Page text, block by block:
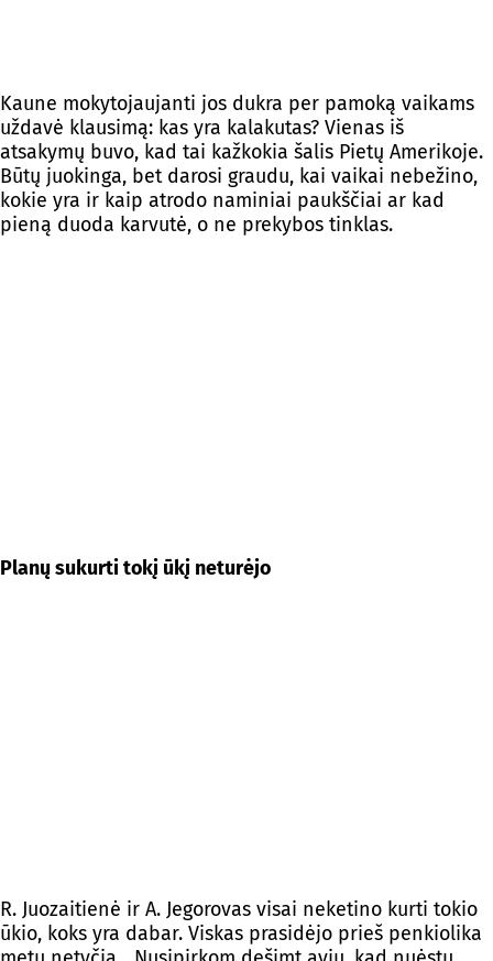
Kaune mokytojaujanti jos dukra per pamoką vaikams
uždavė klausimą: kas yra kalakutas? Vienas iš
atsakymų buvo, kad tai kažkokia šalis Pietų Amerikoje.
Būtų juokinga, bet darosi graudu, kai vaikai nebežino,
kokie yra ir kaip atrodo naminiai paukščiai ar kad
pieną duoda karvutė, o ne prekybos tinklas.
Planų sukurti tokį ūkį neturėjo
R. Juozaitienė ir A. Jegorovas visai neketino kurti tokio
ūkio, koks yra dabar. Viskas prasidėjo prieš penkiolika